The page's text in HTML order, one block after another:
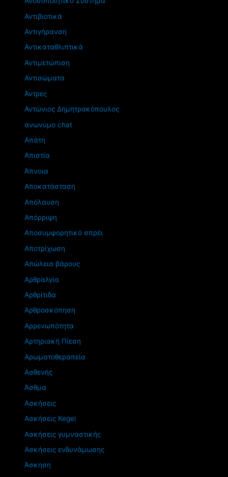
Αντιβιοτικά
Αντιγήρανση
Αντικαταθλιπτικά
Αντιμετώπιση
Αντισώματα
Άντρες
Αντώνιος Δημητρακόπουλος
ανωνυμο chat
Απάτη
Απιστία
Άπνοια
Αποκατάσταση
Απόλαυση
Απόρριψη
Αποσυμφορητικό σπρέι
Αποτρίχωση
Απώλεια βάρους
Αρθραλγία
Αρθρίτιδα
Αρθροσκόπηση
Αρρενωπότητα
Αρτηριακή Πίεση
Αρωματοθεραπεία
Ασθενής
Άσθμα
Ασκήσεις
Ασκήσεις Kegel
Ασκήσεις γυμναστικής
Ασκήσεις ενδυνάμωσης
Άσκηση